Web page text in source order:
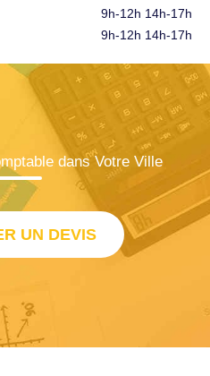
9h-12h 14h-17h
9h-12h 14h-17h
dans Votre Ville
UN DEVIS